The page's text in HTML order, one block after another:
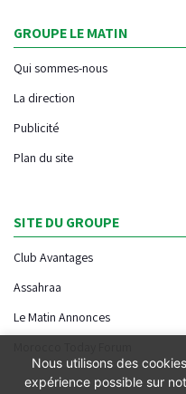
GROUPE LE MATIN
Qui sommes-nous
La direction
Publicité
Plan du site
SITE DU GROUPE
Club Avantages
Assahraa
Le Matin Annonces
Nous utilisons des
expérience possible sur